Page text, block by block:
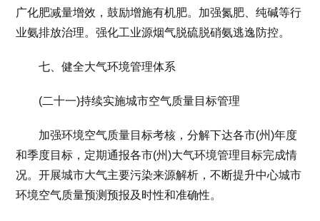
广化肥减量增效，鼓励增施有机肥。加强氮肥、纯碱等行
业氨排放治理。强化工业源烟气脱硫脱硝氨逃逸防控。
七、健全大气环境管理体系
(二十一)持续实施城市空气质量目标管理
加强环境空气质量目标考核，分解下达各市(州)年度
和季度目标，定期通报各市(州)大气环境管理目标完成情
况。开展城市大气主要污染来源解析，不断提升中心城市
环境空气质量预测预报及时性和准确性。